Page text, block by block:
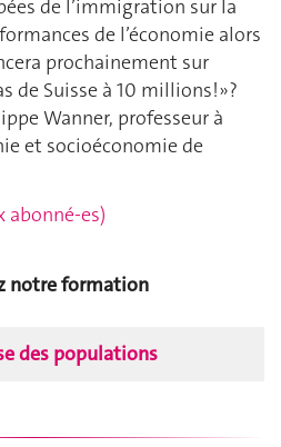
de l’immigration sur la
de l’économie alors
prochainement sur
de Suisse à 10 millions!»?
Wanner, professeur à
et socioéconomie de
abonné-es)
notre formation
des populations